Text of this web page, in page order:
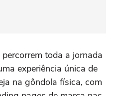
toda a jornada
experiência única de
na gôndola física, com